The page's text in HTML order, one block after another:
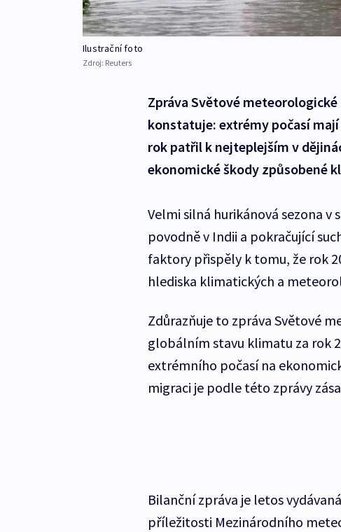
Ilustrační foto
Zdroj: Reuters
Zpráva Světové
konstatuje: extrémy počasí
rok patřil k nejteplejším v
ekonomické škody způsobené
Velmi silná hurikánová sezona
povodně v Indii a pokračující
faktory přispěly k tomu, že rok
hlediska klimatických a
Zdůrazňuje to zpráva Světové
globálním stavu klimatu za rok
extrémního počasí na
migraci je podle této zprávy
Bilanční zpráva je letos
příležitosti Mezinárodního